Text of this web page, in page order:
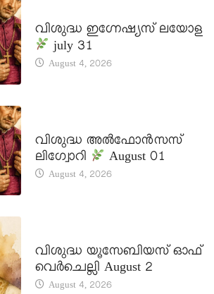
വിശുദ്ധ ഇഗ്നേഷ്യസ് ലയോള
july 31
August 4, 2026
വിശുദ്ധ അൽഫോൻസസ്
ലിഗ്വോറി
August 01
August 4, 2026
വിശുദ്ധ യൂസേബിയസ് ഓഫ്
വെർചെല്ലി August 2
August 4, 2026